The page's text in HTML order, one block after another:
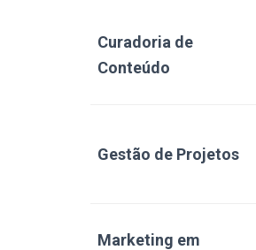
Curadoria de
Conteúdo
Gestão de Projetos
Marketing em